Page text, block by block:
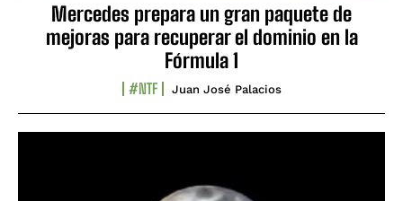
Mercedes prepara un gran paquete de
mejoras para recuperar el dominio en la
Fórmula 1
#NTF Juan José Palacios